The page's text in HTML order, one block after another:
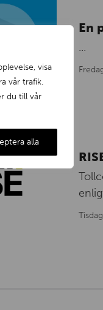
visa
vår trafik.
du till vår
alla
En
...